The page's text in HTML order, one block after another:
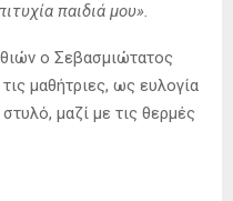
παιδιά μου».
ο Σεβασμιώτατος
μαθήτριες, ως ευλογία
μαζί με τις θερμές